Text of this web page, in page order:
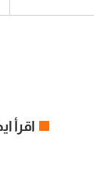
اقرأ